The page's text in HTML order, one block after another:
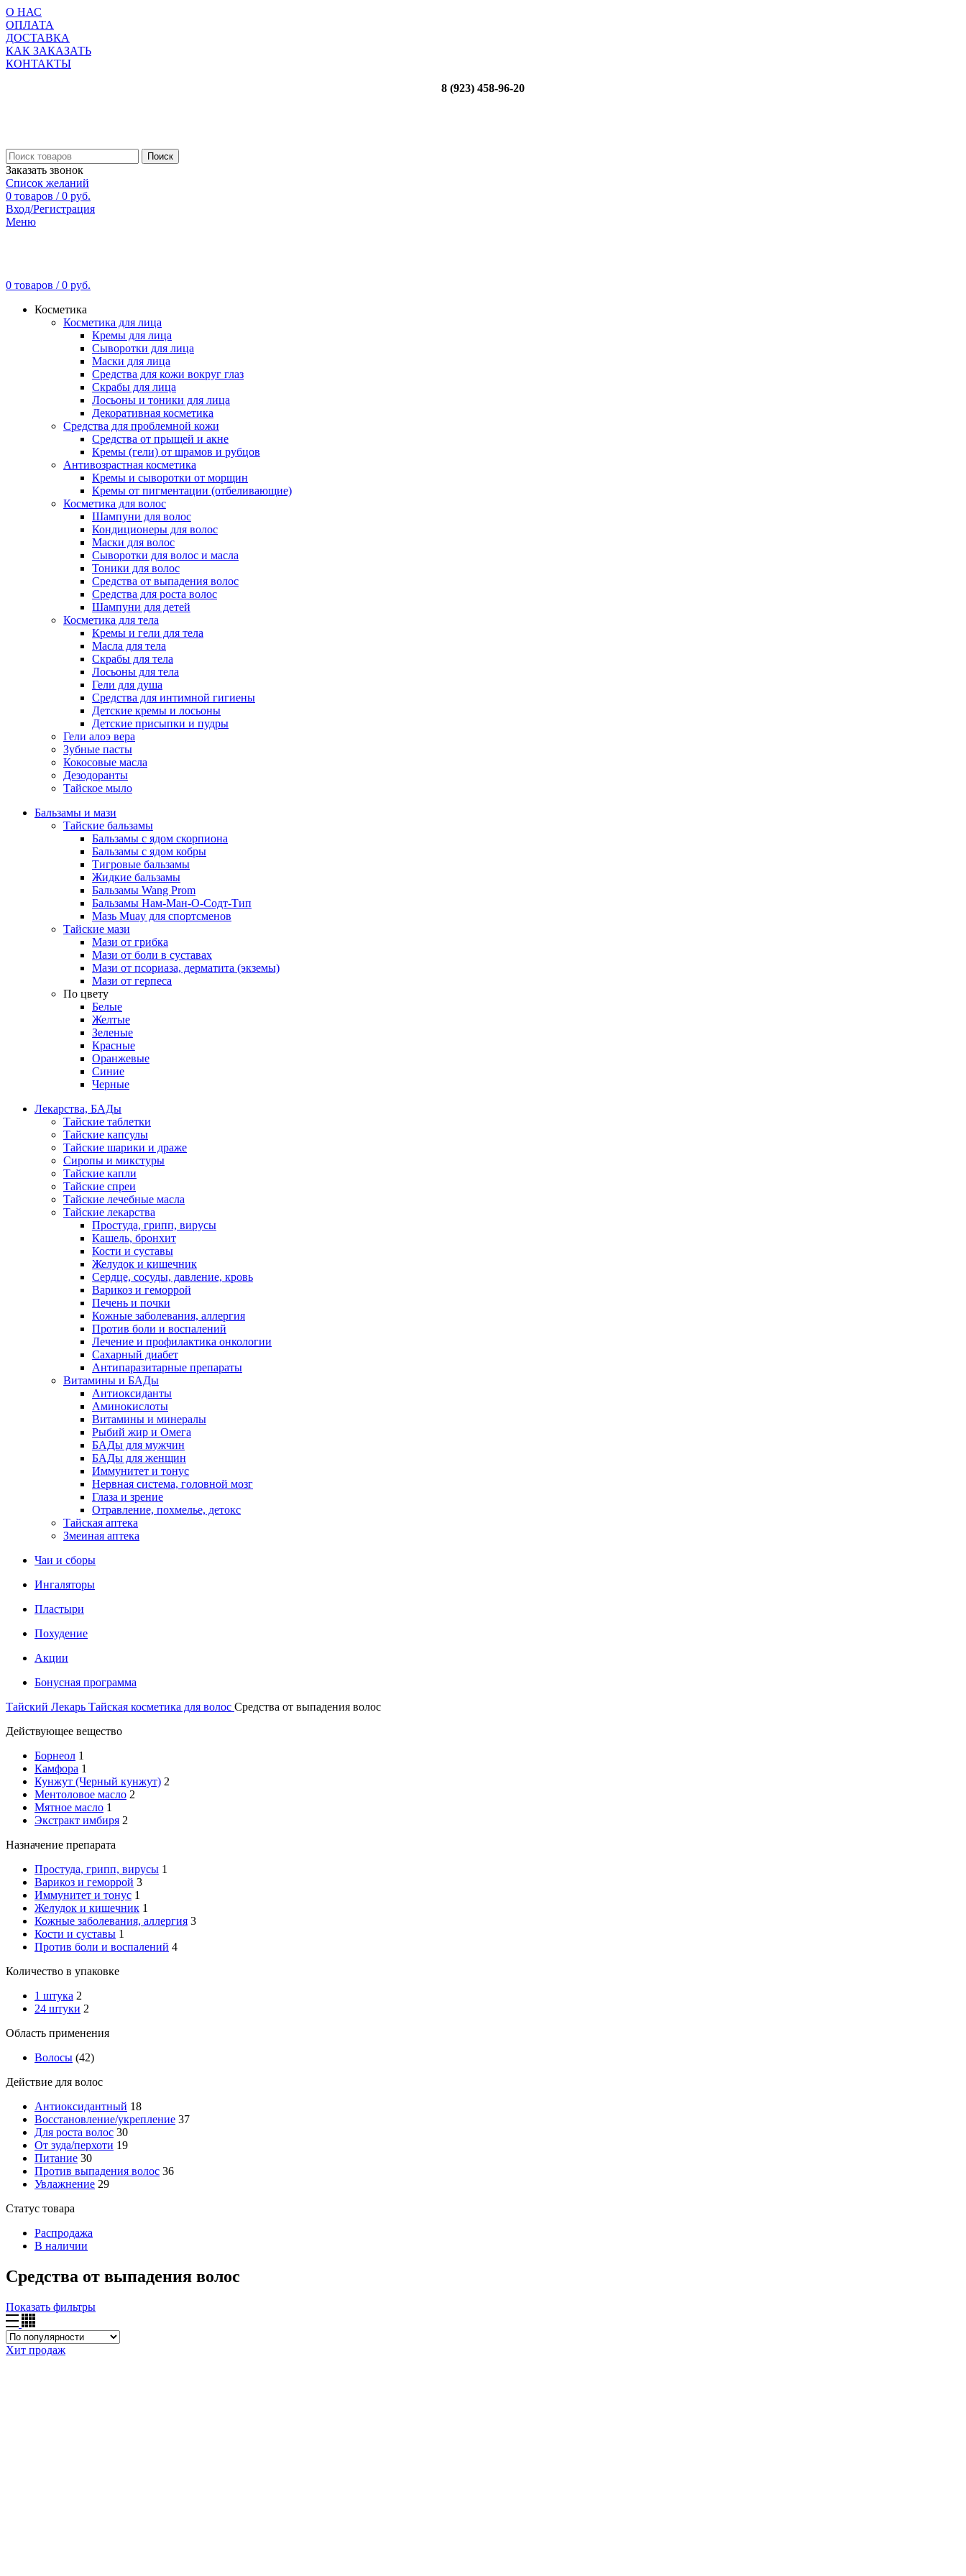
О НАС
ОПЛАТА
ДОСТАВКА
КАК ЗАКАЗАТЬ
КОНТАКТЫ
8 (923) 458-96-20
Поиск
Заказать звонок
Список желаний
0 товаров / 0 руб.
Вход/Регистрация
Меню
0 товаров / 0 руб.
Косметика
Косметика для лица
Кремы для лица
Сыворотки для лица
Маски для лица
Средства для кожи вокруг глаз
Скрабы для лица
Лосьоны и тоники для лица
Декоративная косметика
Средства для проблемной кожи
Средства от прыщей и акне
Кремы (гели) от шрамов и рубцов
Антивозрастная косметика
Кремы и сыворотки от морщин
Кремы от пигментации (отбеливающие)
Косметика для волос
Шампуни для волос
Кондиционеры для волос
Маски для волос
Сыворотки для волос и масла
Тоники для волос
Средства от выпадения волос
Средства для роста волос
Шампуни для детей
Косметика для тела
Кремы и гели для тела
Масла для тела
Скрабы для тела
Лосьоны для тела
Гели для душа
Средства для интимной гигиены
Детские кремы и лосьоны
Детские присыпки и пудры
Гели алоэ вера
Зубные пасты
Кокосовые масла
Дезодоранты
Тайское мыло
Бальзамы и мази
Тайские бальзамы
Бальзамы с ядом скорпиона
Бальзамы с ядом кобры
Тигровые бальзамы
Жидкие бальзамы
Бальзамы Wang Prom
Бальзамы Нам-Ман-О-Содт-Тип
Мазь Muay для спортсменов
Тайские мази
Мази от грибка
Мази от боли в суставах
Мази от псориаза, дерматита (экземы)
Мази от герпеса
По цвету
Белые
Желтые
Зеленые
Красные
Оранжевые
Синие
Черные
Лекарства, БАДы
Тайские таблетки
Тайские капсулы
Тайские шарики и драже
Сиропы и микстуры
Тайские капли
Тайские спреи
Тайские лечебные масла
Тайские лекарства
Простуда, грипп, вирусы
Кашель, бронхит
Кости и суставы
Желудок и кишечник
Сердце, сосуды, давление, кровь
Варикоз и геморрой
Печень и почки
Кожные заболевания, аллергия
Против боли и воспалений
Лечение и профилактика онкологии
Сахарный диабет
Антипаразитарные препараты
Витамины и БАДы
Антиоксиданты
Аминокислоты
Витамины и минералы
Рыбий жир и Омега
БАДы для мужчин
БАДы для женщин
Иммунитет и тонус
Нервная система, головной мозг
Глаза и зрение
Отравление, похмелье, детокс
Тайская аптека
Змеиная аптека
Чаи и сборы
Ингаляторы
Пластыри
Похудение
Акции
Бонусная программа
Тайский Лекарь Тайская косметика для волос Средства от выпадения волос
Действующее вещество
Борнеол 1
Камфора 1
Кунжут (Черный кунжут) 2
Ментоловое масло 2
Мятное масло 1
Экстракт имбиря 2
Назначение препарата
Простуда, грипп, вирусы 1
Варикоз и геморрой 3
Иммунитет и тонус 1
Желудок и кишечник 1
Кожные заболевания, аллергия 3
Кости и суставы 1
Против боли и воспалений 4
Количество в упаковке
1 штука 2
24 штуки 2
Область применения
Волосы (42)
Действие для волос
Антиоксидантный 18
Восстановление/укрепление 37
Для роста волос 30
От зуда/перхоти 19
Питание 30
Против выпадения волос 36
Увлажнение 29
Статус товара
Распродажа
В наличии
Средства от выпадения волос
Показать фильтры
Хит продаж